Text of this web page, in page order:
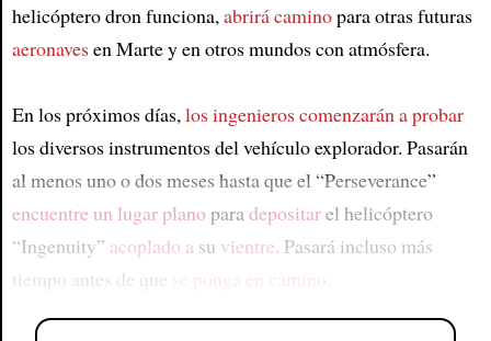
helicóptero dron funciona, abrirá caminopara otras futuras
aeronavesen Marte y en otros mundos con atmósfera.
En los próximos días, los ingenieroscomenzarán a probar
los diversos instrumentos del vehículo explorador. Pasarán
al menos uno o dos meses hasta que el “Perseverance”
encuentreun lugar planopara depositarel helicóptero
“Ingenuity” acoplado a su vientre. Pasará incluso más
tiempo antes de que
se ponga en camino